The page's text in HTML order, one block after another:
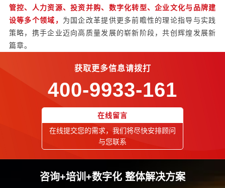
管控、人力资源、投资并购、数字化转型、企业文化与品牌建
设等多个领域， 为国企改革提供更多前瞻性的理论指导与实践
策略，携手企业迈向高质量发展的崭新阶段，共创辉煌发展新
篇章。
获取更多信息请拨打
400-9933-161
在线留言
在线提交您的需求，我们将尽快安排顾问
与您联系
咨询+培训+数字化 整体解决方案